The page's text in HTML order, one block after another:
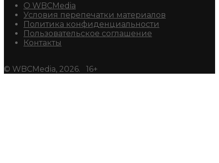
О WBCMedia
Условия перепечатки материалов
Политика конфиденциальности
Пользовательское соглашение
Контакты
© WBCMedia, 2026. 16+